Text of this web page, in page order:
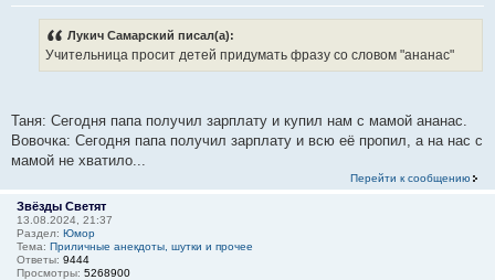
Лукич Самарский писал(а):
Учительница просит детей придумать фразу со словом "ананас"
Таня: Сегодня папа получил зарплату и купил нам с мамой ананас.
Вовочка: Сегодня папа получил зарплату и всю её пропил, а на нас с
мамой не хватило...
Перейти к сообщению
Звёзды Светят
13.08.2024, 21:37
Раздел: Юмор
Тема: Приличные анекдоты, шутки и прочее
Ответы: 9444
Просмотры: 5268900